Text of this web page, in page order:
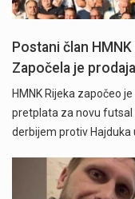
Postani član HMNK
Započela je
HMNK Rijeka započeo
pretplata za novu futsal
derbijem protiv Hajduka